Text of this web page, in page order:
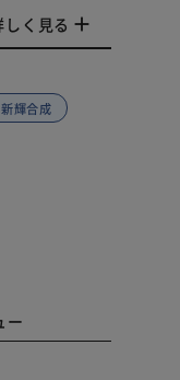
く見る
輝合成
ー